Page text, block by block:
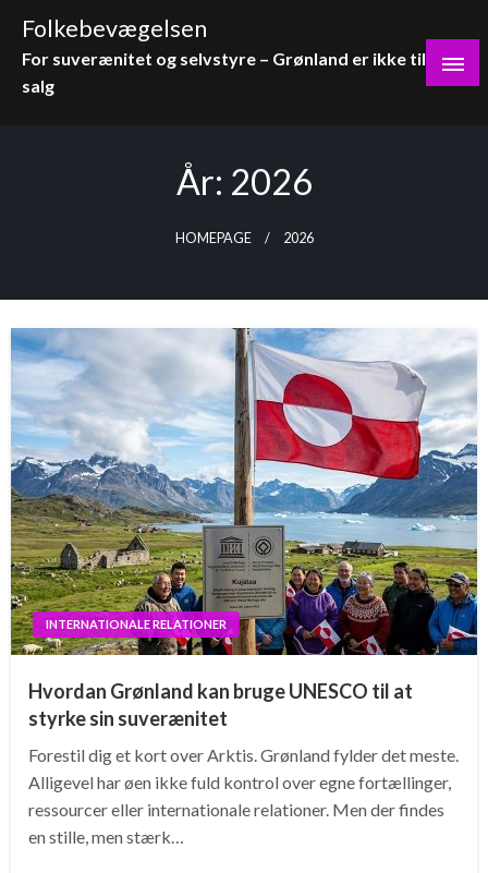
content
Folkebevægelsen
For suverænitet og selvstyre – Grønland er ikke til
salg
År: 2026
HOMEPAGE 2026
INTERNATIONALE RELATIONER
Hvordan Grønland kan bruge UNESCO til at
styrke sin suverænitet
Forestil dig et kort over Arktis. Grønland fylder det meste.
Alligevel har øen ikke fuld kontrol over egne fortællinger,
ressourcer eller internationale relationer. Men der findes
en stille, men stærk…